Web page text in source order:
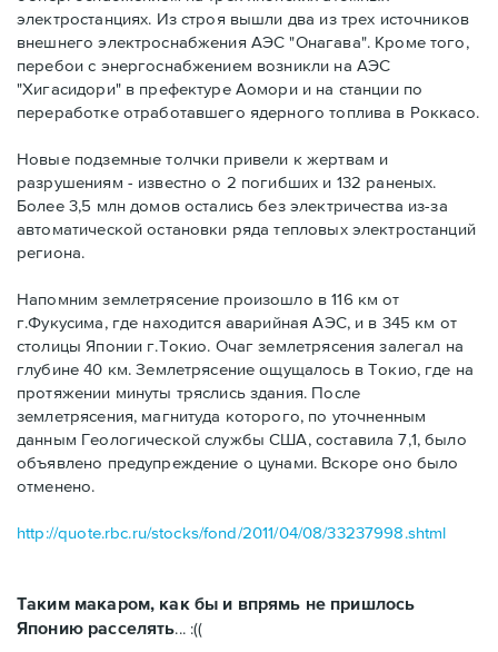
электростанциях. Из строя вышли два из трех источников
внешнего электроснабжения АЭС "Онагава". Кроме того,
перебои с энергоснабжением возникли на АЭС
"Хигасидори" в префектуре Аомори и на станции по
переработке отработавшего ядерного топлива в Роккасо.
Новые подземные толчки привели к жертвам и
разрушениям - известно о 2 погибших и 132 раненых.
Более 3,5 млн домов остались без электричества из-за
автоматической остановки ряда тепловых электростанций
региона.
Напомним землетрясение произошло в 116 км от
г.Фукусима, где находится аварийная АЭС, и в 345 км от
столицы Японии г.Токио. Очаг землетрясения залегал на
глубине 40 км. Землетрясение ощущалось в Токио, где на
протяжении минуты тряслись здания. После
землетрясения, магнитуда которого, по уточненным
данным Геологической службы США, составила 7,1, было
объявлено предупреждение о цунами. Вскоре оно было
отменено.
http://quote.rbc.ru/stocks/fond/2011/04/08/33237998.shtml
Таким макаром, как бы и впрямь не пришлось
Японию расселять... :((